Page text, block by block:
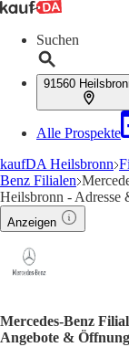
Suchen
91560
Alle Prospekte
kaufDA Heilsbronn
Benz Filialen
Heilsbronn - Adresse
Anzeigen
Mercedes-Benz
Angebote &